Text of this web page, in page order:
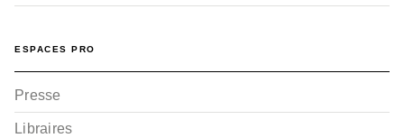
ESPACES PRO
Presse
Libraires